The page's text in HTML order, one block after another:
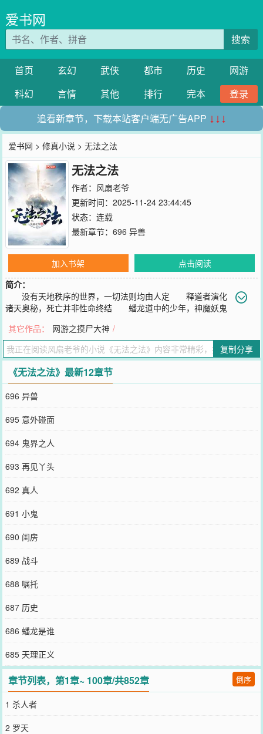
爱书网
搜索
首页 玄幻 武侠 都市 历史
网游
科幻
言情 其他 排行 完本
登录
追看新章节，下载本站客户端无广告APP ↓↓↓
爱书网 >修真小说 > 无法之法
无法之法
作者： 风扇老爷
更新时间：2025-11-24 23:44:45
状态：连载
最新章节： 696 异兽
加入书架
点击阅读
简介：
没有天地秩序的世界，一切法则均由人定 释道者演化
诸天奥秘，死亡并非性命终结 蟠龙道中的少年，神魔妖鬼
则的界限 神性、魔能、妖灵、鬼话，谁又能超脱意识的主宰
且看无法之法
您要是觉得《无法之法》还不错的话请不要忘记向您QQ群和微博微信
里的朋友推荐哦！
其它作品： 网游之摸尸大神 /
复制分享
《无法之法》最新12章节
696 异兽
695 意外碰面
694 鬼界之人
693 再见丫头
692 真人
691 小鬼
690 闺房
689 战斗
688 嘱托
687 历史
686 蟠龙是谁
685 天理正义
章节列表，第1章~ 100章/共852章 倒序
1 杀人者
2 罗天